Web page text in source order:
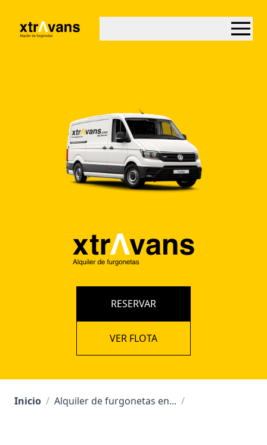
RESERVAR
VER FLOTA
Inicio / Alquiler de furgonetas en... /